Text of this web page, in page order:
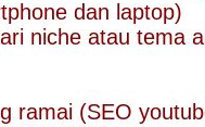
dan laptop)
niche atau tema
ramai (SEO